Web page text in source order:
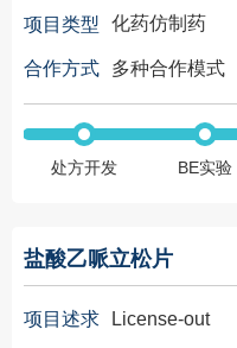
项目类型 化药仿制药
合作方式 多种合作模式
处方开发 BE实验
盐酸乙哌立松片
项目述求 License-out